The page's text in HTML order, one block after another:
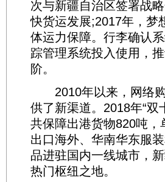
次与新疆自治区签署战
快货运发展;2017年，梦
体运力保障。行李确认
踪管理系统投入使用，
阶。
2010年以来，网络购
供了新渠道。2018年“
共保障出港货物820吨
出口海外、华南华东服
品进驻国内一线城市，
热门枢纽之地。